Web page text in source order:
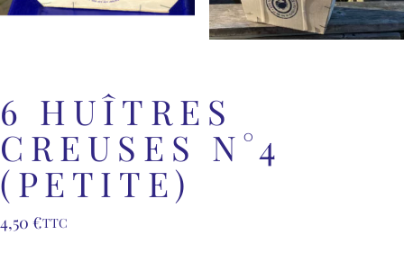
6 HUÎTRES
CREUSES N°4
(PETITE)
4,50 €TTC